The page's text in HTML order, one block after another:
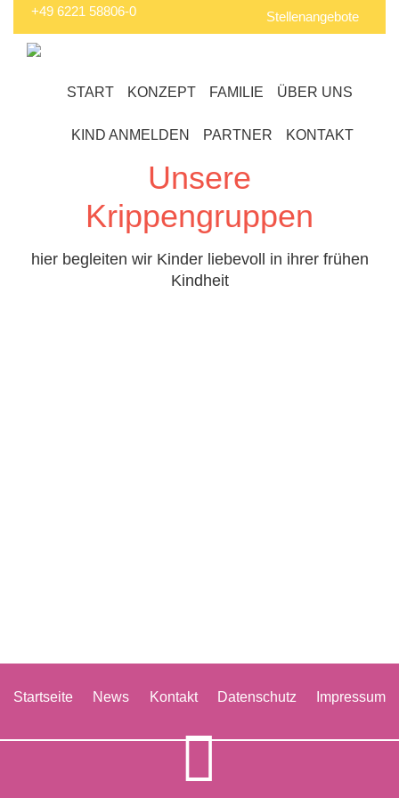
+49 6221 58806-0 Stellenangebote
START KONZEPT FAMILIE ÜBER UNS
KIND ANMELDEN PARTNER KONTAKT
Unsere
Krippengruppen
hier begleiten wir Kinder liebevoll in ihrer frühen
Kindheit
Startseite News Kontakt Datenschutz Impressum